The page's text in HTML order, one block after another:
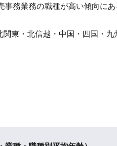
務業務の職種が高い傾向にあ
東・北信越・中国・四国・